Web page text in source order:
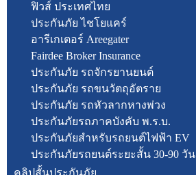
ฟิวส์ ประเทศไทย
ประกันภัย ไชโยแคร์
อารีเกเตอร์ Areegater
Fairdee Broker Insurance
ประกันภัย รถจักรยานยนต์
ประกันภัย รถขนวัตถุอัตราย
ประกันภัย รถหัวลากหางพ่วง
ประกันภัยรถภาคบังคับ พ.ร.บ.
ประกันภัยสำหรับรถยนต์ไฟฟ้า EV
ประกันภัยรถยนต์ระยะสั้น 30-90 วัน
คลิปสั้นประกันภัย